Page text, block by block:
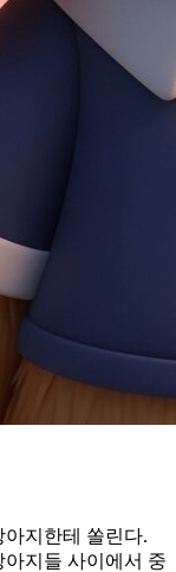
지한테 쏠린다.
지들 사이에서 중